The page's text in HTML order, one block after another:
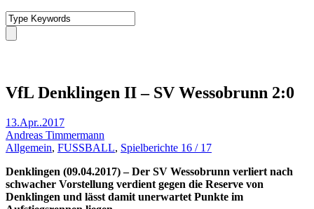
VfL Denklingen II – SV Wessobrunn 2:0
13.Apr..2017
Andreas Timmermann
Allgemein, FUSSBALL, Spielberichte 16 / 17
Denklingen (09.04.2017) – Der SV Wessobrunn verliert nach
schwacher Vorstellung verdient gegen die Reserve von
Denklingen und lässt damit unerwartet Punkte im